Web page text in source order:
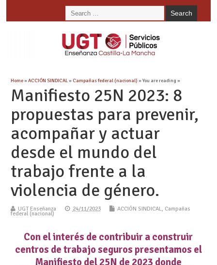
Home»ACCIÓN SINDICAL» Campañas federal (nacional) » You are reading »
Manifiesto 25N 2023: 8
propuestas para prevenir,
acompañar y actuar
desde el mundo del
trabajo frente a la
violencia de género.
UGT Enseñanza 24/11/2023 ACCIÓN SINDICAL, Campañas
federal (nacional)
Con el interés de contribuir a construir
centros de trabajo seguros presentamos el
Manifiesto del 25N de 2023 donde